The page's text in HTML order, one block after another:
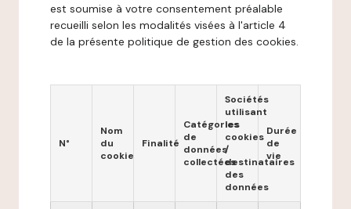
est soumise à votre consentement préalable
recueilli selon les modalités visées à l'article 4
de la présente politique de gestion des cookies.
N°
Nom
du
cookie
Finalité
Catégories
de
données
collectées
Sociétés
utilisant
les
cookies
/
destinataires
des
données
Durée
de
vie